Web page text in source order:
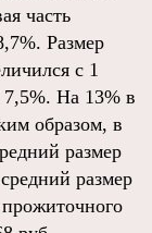
часть
Размер
с 1
7,5%. На 13% в
образом, в
размер
размер